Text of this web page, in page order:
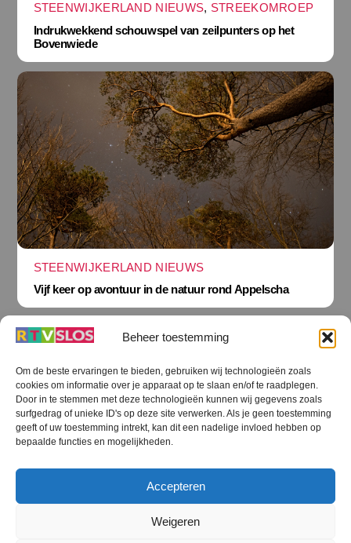
Beheer toestemming
Om de beste ervaringen te bieden, gebruiken wij technologieën zoals
cookies om informatie over je apparaat op te slaan en/of te raadplegen.
Door in te stemmen met deze technologieën kunnen wij gegevens zoals
surfgedrag of unieke ID's op deze site verwerken. Als je geen toestemming
geeft of uw toestemming intrekt, kan dit een nadelige invloed hebben op
bepaalde functies en mogelijkheden.
Accepteren
Weigeren
STEENWIJKERLAND NIEUWS, STREEKOMROEP
Indrukwekkend schouwspel van zeilpunters op het
Bovenwiede
STEENWIJKERLAND NIEUWS
Vijf keer op avontuur in de natuur rond Appelscha
Terug
naar
boven
RTV SLOS
RTV SLOS ANBI